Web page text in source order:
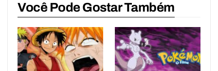
Você Pode Gostar Também